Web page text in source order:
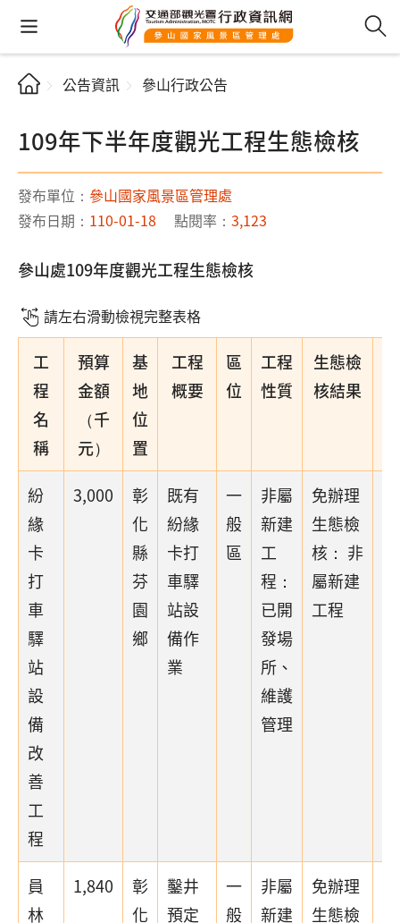
公告資訊 參山行政公告
109年下半年度觀光工程生態檢核
發布單位： 參山國家風景區管理處
發布日期： 110-01-18 點閱率： 3,123
參山處109年度觀光工程生態檢核
請左右滑動檢視完整表格
工
程
名
稱
預算
金額
（千
元）
基
地
位
置
工程
概要
區
位
工程
性質
生態檢
核結果
紛
緣
卡
打
車
驛
站
設
備
改
善
工
程
3,000
彰
化
縣
芬
園
鄉
既有
紛緣
卡打
車驛
站設
備作
業
一
般
區
非屬
新建
工
程：
已開
發場
所、
維護
管理
免辦理
生態檢
核： 非
屬新建
工程
員
林
1,840
彰
化
鑿井
預定
一
般
非屬
新建
免辦理
生態檢